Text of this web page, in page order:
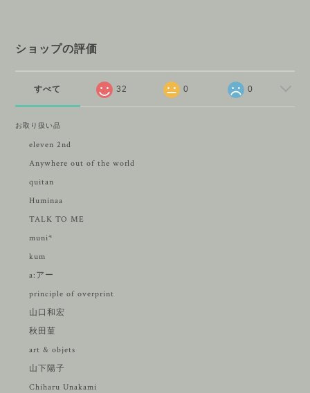
ショップの評価
すべて 32 0 0
お取り扱い品
eleven 2nd
Anywhere out of the world
quitan
Huminaa
TALK TO ME
muni*
kum
a:アー
principle of overprint
山口和宏
秋田菫
art & objets
山下陽子
Chiharu Unakami